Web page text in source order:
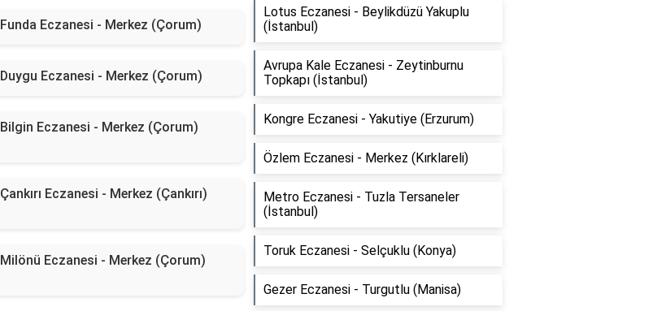
Funda Eczanesi - Merkez (Çorum)
Duygu Eczanesi - Merkez (Çorum)
Bilgin Eczanesi - Merkez (Çorum)
Çankırı Eczanesi - Merkez (Çankırı)
Milönü Eczanesi - Merkez (Çorum)
Lotus Eczanesi - Beylikdüzü Yakuplu
(İstanbul)
Avrupa Kale Eczanesi - Zeytinburnu
Topkapı (İstanbul)
Kongre Eczanesi - Yakutiye (Erzurum)
Özlem Eczanesi - Merkez (Kırklareli)
Metro Eczanesi - Tuzla Tersaneler
(İstanbul)
Toruk Eczanesi - Selçuklu (Konya)
Gezer Eczanesi - Turgutlu (Manisa)